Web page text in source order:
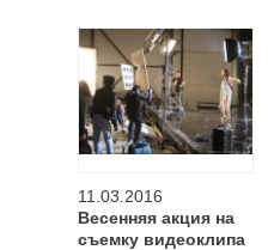
11.03.2016
Весенняя акция на
съемку видеоклипа